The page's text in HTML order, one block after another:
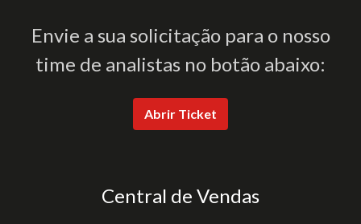
Envie a sua solicitação para o nosso
time de analistas no botão abaixo:
Abrir Ticket
Central de Vendas